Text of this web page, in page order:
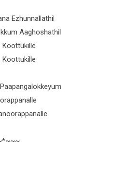
Ezhunnallathil
Aaghoshathil
Koottukille
Koottukille